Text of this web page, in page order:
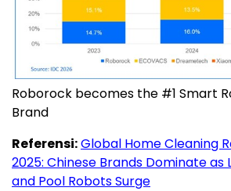
Roborock becomes the #1 Smart
Brand
Referensi:Global Home Cleaning
2025: Chinese Brands Dominate as
and Pool Robots Surge